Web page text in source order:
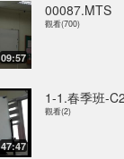
09:57
00087.MTS
觀看(700)
47:47
1-1.春季班-
觀看(2)